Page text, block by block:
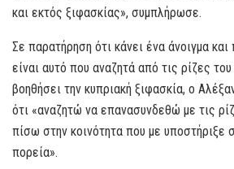
και εκτός ξιφασκίας», συμπλήρωσε.
Σε παρατήρηση ότι κάνει ένα άνοιγμα
είναι αυτό που αναζητά από τις ρίζες
βοηθήσει την κυπριακή ξιφασκία, ο
ότι «αναζητώ να επανασυνδεθώ με τις
πίσω στην κοινότητα που με υποστήριξε
πορεία».